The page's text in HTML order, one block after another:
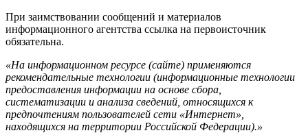
При заимствовании сообщений и материалов
информационного агентства ссылка на первоисточник
обязательна.
«На информационном ресурсе (сайте) применяются
рекомендательные технологии (информационные технологии
предоставления информации на основе сбора,
систематизации и анализа сведений, относящихся к
предпочтениям пользователей сети «Интернет»,
находящихся на территории Российской Федерации).»